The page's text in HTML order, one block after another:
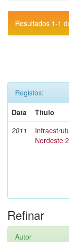
Resultados 1-1
Registos:
Data
Título
2011
Nordeste
Refinar
Autor